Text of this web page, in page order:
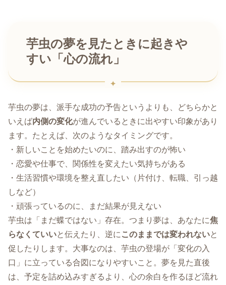
芋虫の夢を見たときに起きや
すい「心の流れ」
芋虫の夢は、派手な成功の予告というよりも、どちらかと
いえば内側の変化が進んでいるときに出やすい印象があり
ます。たとえば、次のようなタイミングです。
・新しいことを始めたいのに、踏み出すのが怖い
・恋愛や仕事で、関係性を変えたい気持ちがある
・生活習慣や環境を整え直したい（片付け、転職、引っ越
しなど）
・頑張っているのに、まだ結果が見えない
芋虫は「まだ蝶ではない」存在。つまり夢は、あなたに焦
らなくていいと伝えたり、逆に このままでは変われないと
促したりします。大事なのは、芋虫の登場が「変化の入
口」に立っている合図になりやすいこと。夢を見た直後
は、予定を詰め込みすぎるより、心の余白を作るほど流れ